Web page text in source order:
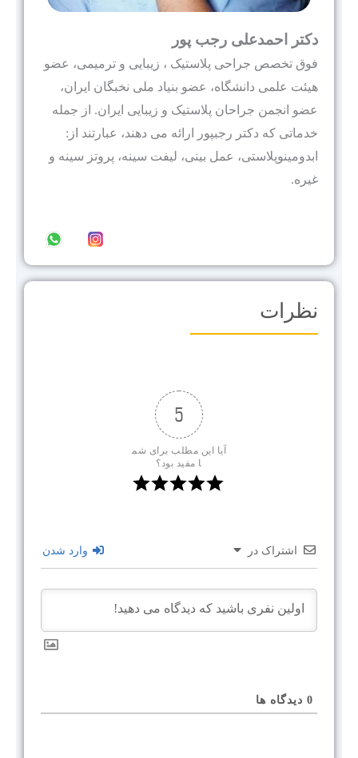
دکتر احمدعلی رجب پور
فوق تخصص جراحی پلاستیک ، زیبایی و ترمیمی، عضو
هيئت علمى دانشگاه، عضو بنیاد ملی نخبگان ایران،
عضو انجمن جراحان پلاستیک و زیبایی ایران. از جمله
خدماتی که دکتر رجبپور ارائه می دهند، عبارتند از:
ابدومینوپلاستی، عمل بینی، لیفت سینه، پروتز سینه و
غیره.
نظرات
5
آیا این مطلب برای شم
ا مفید بود؟
اشتراک در وارد شدن
0 دیدگاه ها